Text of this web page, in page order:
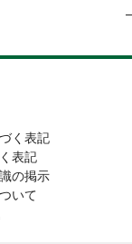
く表記
表記
の掲示
いて